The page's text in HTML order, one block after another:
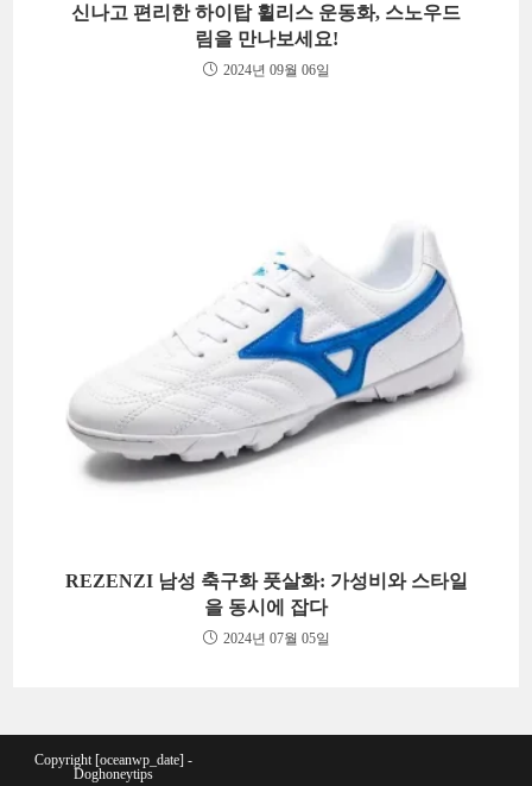
신나고 편리한 하이탑 휠리스 운동화, 스노우드
림을 만나보세요!
2024년 09월 06일
REZENZI 남성 축구화 풋살화: 가성비와 스타일
을 동시에 잡다
2024년 07월 05일
Copyright [oceanwp_date] -
Doghoneytips